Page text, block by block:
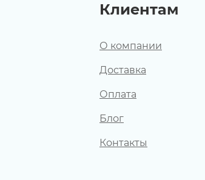
Клиентам
О компании
Доставка
Оплата
Блог
Контакты